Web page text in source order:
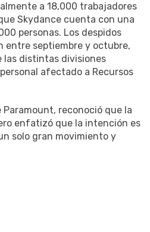
a 18,000 trabajadores
Skydance cuenta con una
personas. Los despidos
entre septiembre y octubre,
las distintas divisiones
afectado a Recursos
reconoció que la
enfatizó que la intención es
solo gran movimiento y